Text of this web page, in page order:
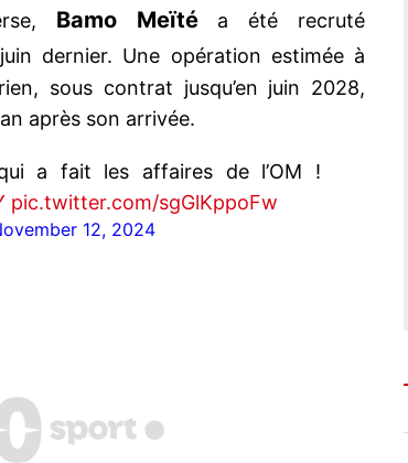
Bamo Meïtéa été recruté
dernier. Une opération estimée à
sous contrat jusqu’en juin 2028,
après son arrivée.
a fait les affaires de l’OM !
pic.twitter.com/sgGlKppoFw
12, 2024